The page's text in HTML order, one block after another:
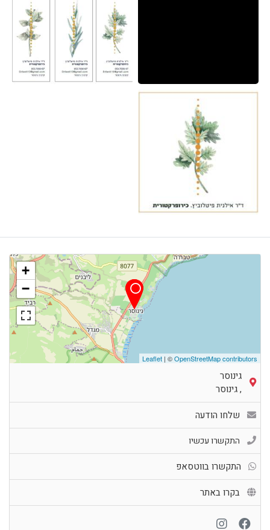
+
−
Leaflet | ©OpenStreetMap contributors
גינוסר
,גינוסר
שלחו הודעה
התקשרו עכשיו
התקשרו בווטסאפ
בקרו באתר